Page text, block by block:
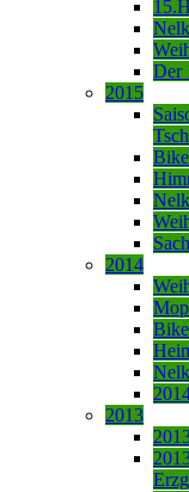
Der
2015
2014
2013